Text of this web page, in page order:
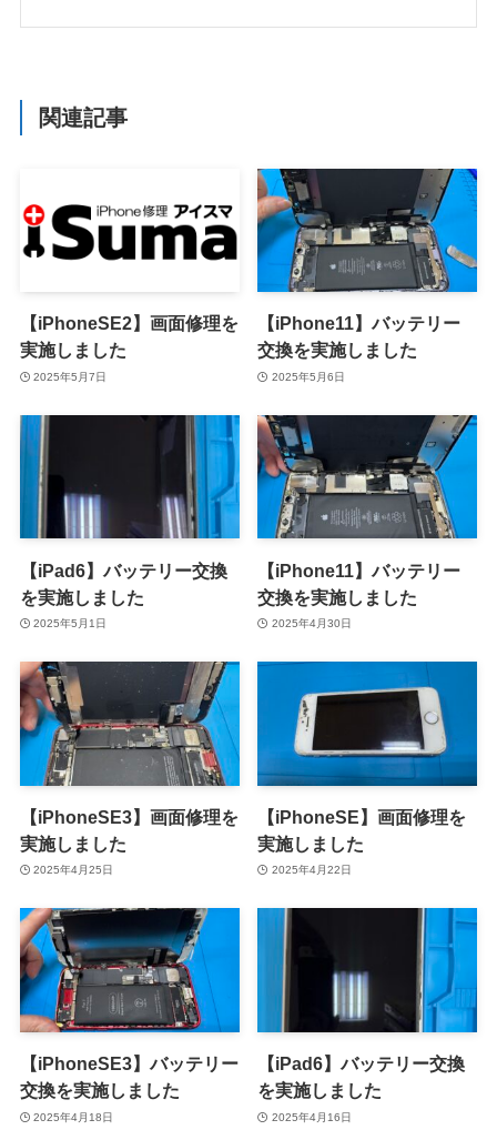
関連記事
【iPhoneSE2】画面修理を
実施しました
2025年5月7日
【iPhone11】バッテリー
交換を実施しました
2025年5月6日
【iPad6】バッテリー交換
を実施しました
2025年5月1日
【iPhone11】バッテリー
交換を実施しました
2025年4月30日
【iPhoneSE3】画面修理を
実施しました
2025年4月25日
【iPhoneSE】画面修理を
実施しました
2025年4月22日
【iPhoneSE3】バッテリー
交換を実施しました
2025年4月18日
【iPad6】バッテリー交換
を実施しました
2025年4月16日